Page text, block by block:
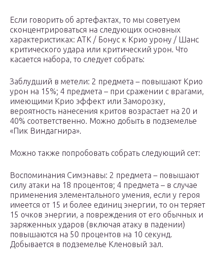
Если говорить об артефактах, то мы советуем
сконцентрироваться на следующих основных
характеристиках: АТК / Бонус к Крио урону / Шанс
критического удара или критический урон. Что
касается набора, то следует собрать:
Заблудший в метели: 2 предмета – повышают Крио
урон на 15%; 4 предмета – при сражении с врагами,
имеющими Крио эффект или Заморозку,
вероятность нанесения критов возрастает на 20 и
40% соответственно. Можно добыть в подземелье
«Пик Виндагнира».
Можно также попробовать собрать следующий сет:
Воспоминания Симэнавы: 2 предмета – повышают
силу атаки на 18 процентов; 4 предмета – в случае
применения элементального умения, если у героя
имеется от 15 и более единиц энергии, то он теряет
15 очков энергии, а повреждения от его обычных и
заряженных ударов (включая атаку в падении)
повышаются на 50 процентов на 10 секунд.
Добывается в подземелье Кленовый зал.